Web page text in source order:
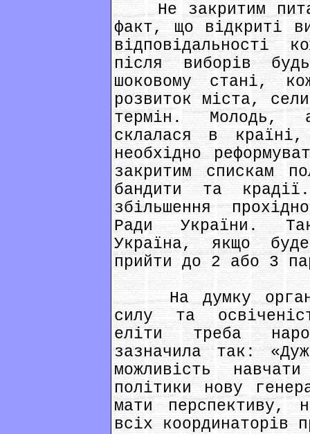
Не закритим
факт, що відкриті
відповідальності
після виборів
шоковому стані,
розвиток міста,
термін. Молодь,
склалася в
необхідно
закритим спискам
бандити та крадії.
збільшення
Ради України.
Україна, якщо
прийти до 2 або 3
На думку
силу та
еліти треба
зазначила так:
можливість
політики нову
мати перспективу,
всіх координаторів